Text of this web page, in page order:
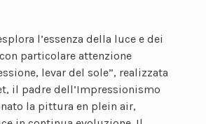
l’essenza della luce e dei
particolare attenzione
levar del sole”, realizzata
il padre dell’Impressionismo
la pittura en plein air,